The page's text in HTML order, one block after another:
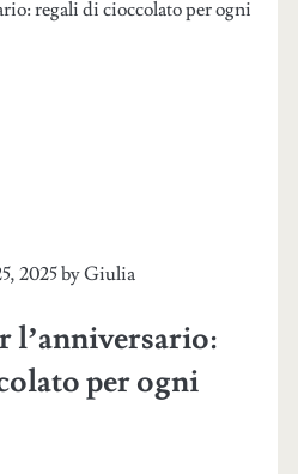
2025 byGiulia
l’anniversario:
per ogni